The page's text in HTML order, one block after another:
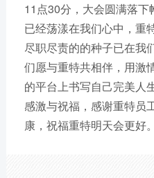
11点30分，大会圆满落
已经荡漾在我们心中，重
尽职尽责的的种子已在我
们愿与重特共相伴，用激
的平台上书写自己完美人
感激与祝福，感谢重特员
康，祝福重特明天会更好。